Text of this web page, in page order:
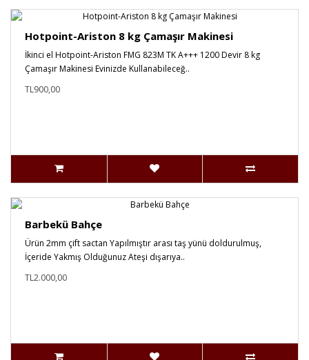
Hotpoint-Ariston 8 kg Çamaşır Makinesi
İkinci el Hotpoint-Ariston FMG 823M TK A+++ 1200 Devir 8 kg
Çamaşır Makinesi Evinizde Kullanabileceğ..
TL900,00
Barbekü Bahçe
Ürün 2mm çift sactan Yapılmıştır arası taş yünü doldurulmuş,
İçeride Yakmış Olduğunuz Ateşi dışarıya..
TL2.000,00